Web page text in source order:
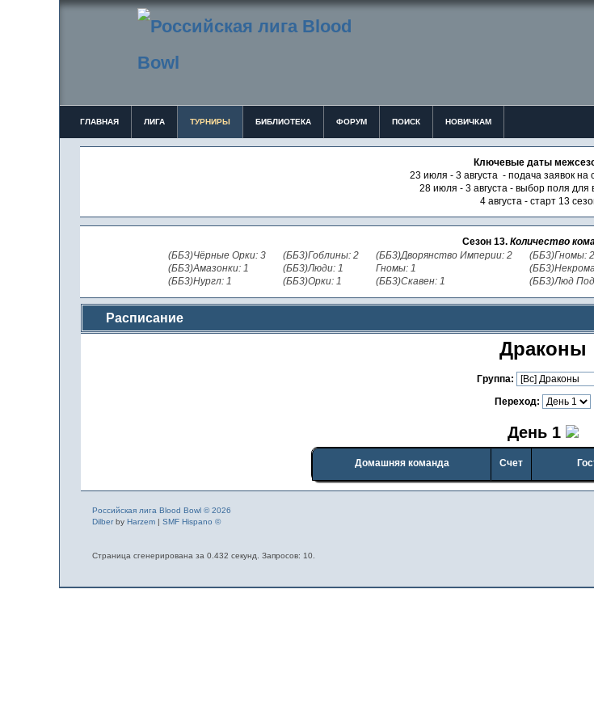
ГЛАВНАЯ ЛИГА ТУРНИРЫ БИБЛИОТЕКА ФОРУМ ПОИСК НОВИЧКАМ
Ключевые даты
23 июля - 3 августа - подача заявок на
28 июля - 3 августа - выбор поля
4 августа - старт 13
Сезон 13. Количество
(ББ3)Чёрные Орки: 3
(ББ3)Амазонки: 1
(ББ3)Нургл: 1
(ББ3)Гоблины: 2
(ББ3)Люди: 1
(ББ3)Орки: 1
(ББ3)Дворянство Империи: 2
Гномы: 1
(ББ3)Скавен: 1
(ББ3)Гномы: 2
(ББ3)Люд
Расписание
Драконы
Группа:
Переход:
День 1
Домашняя команда Счет
Российская лига Blood Bowl © 2026
Dilberby Harzem| SMF Hispano ©
Страница сгенерирована за 0.432 секунд. Запросов: 10.